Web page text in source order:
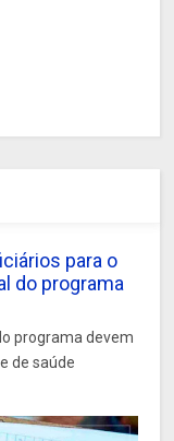
para o
do programa
programa devem
de saúde